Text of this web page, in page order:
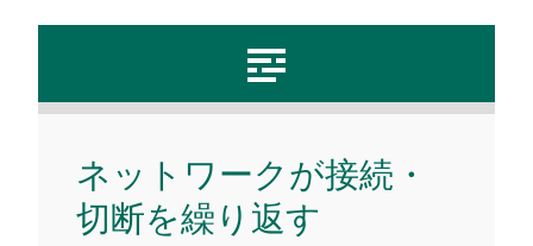
ネットワークが接続・
切断を繰り返す